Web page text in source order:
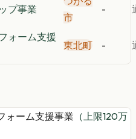
プ事業
市
-
ォーム支援
東北町 -
ォーム支援事業 （上限120万